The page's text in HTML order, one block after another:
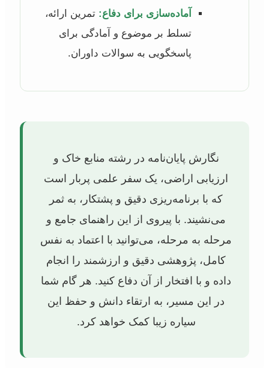
آماده‌سازی برای دفاع: تمرین ارائه،
تسلط بر موضوع و آمادگی برای
پاسخگویی به سوالات داوران.
نگارش پایان‌نامه در رشته منابع خاک و
ارزیابی اراضی، یک سفر علمی پربار است
که با برنامه‌ریزی دقیق و پشتکار، به ثمر
می‌نشیند. با پیروی از این راهنمای جامع و
مرحله به مرحله، می‌توانید با اعتماد به نفس
کامل، پژوهشی دقیق و ارزشمند را انجام
داده و با افتخار از آن دفاع کنید. هر گام شما
در این مسیر، به ارتقاء دانش و حفظ این
سیاره زیبا کمک خواهد کرد.